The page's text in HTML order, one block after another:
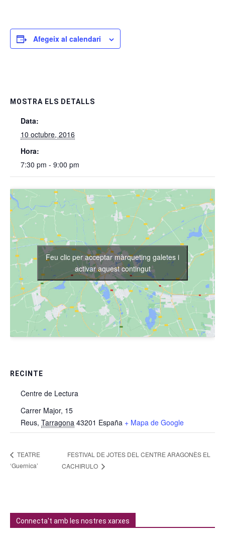
Afegeix al calendari
MOSTRA ELS DETALLS
Data:
10 octubre, 2016
Hora:
7:30 pm - 9:00 pm
RECINTE
Centre de Lectura
Carrer Major, 15
Reus, Tarragona 43201 España + Mapa de Google
Feu clic per acceptar màrqueting galetes i
activar aquest contingut
TEATRE
‘Guernica’
FESTIVAL DE JOTES DEL CENTRE ARAGONÈS EL
CACHIRULO
Connecta't amb les nostres xarxes